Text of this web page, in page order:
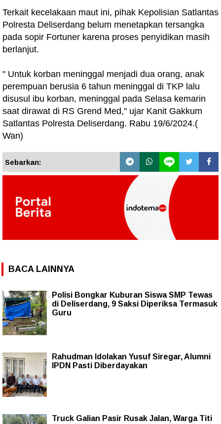
Terkait kecelakaan maut ini, pihak Kepolisian Satlantas
Polresta Deliserdang belum menetapkan tersangka
pada sopir Fortuner karena proses penyidikan masih
berlanjut.
" Untuk korban meninggal menjadi dua orang, anak
perempuan berusia 6 tahun meninggal di TKP lalu
disusul ibu korban, meninggal pada Selasa kemarin
saat dirawat di RS Grend Med," ujar Kanit Gakkum
Satlantas Polresta Deliserdang. Rabu 19/6/2024.(
Wan)
Sebarkan:
BACA LAINNYA
Polisi Bongkar Kuburan Siswa SMP Tewas
di Deliserdang, 9 Saksi Diperiksa Termasuk
Guru
Rahudman Idolakan Yusuf Siregar, Alumni
IPDN Pasti Diberdayakan
Truck Galian Pasir Rusak Jalan, Warga Titi